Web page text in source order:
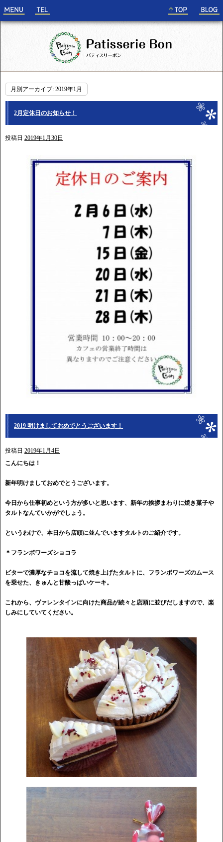
月別アーカイブ: 2019年1月
2月定休日のお知らせ！
投稿日 2019年1月30日
2019 明けましておめでとうございます！
投稿日 2019年1月4日
こんにちは！
新年明けましておめでとうございます。
今日から仕事初めという方が多いと思います、新年の挨拶まわりに焼き菓子や
タルトなんていかがでしょう。
というわけで、本日から店頭に並んでいますタルトのご紹介です。
＊フランボワーズショコラ
ビターで濃厚なチョコを流して焼き上げたタルトに、フランボワーズのムース
を乗せた、きゅんと甘酸っぱいケーキ。
これから、ヴァレンタインに向けた商品が続々と店頭に並びだしますので、楽
しみにしていてください。